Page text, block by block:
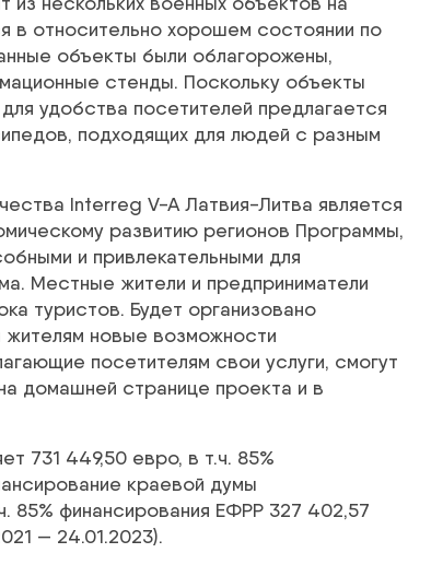
в относительно хорошем состоянии по
объекты были облагорожены,
стенды. Поскольку объекты
удобства посетителей предлагается
подходящих для людей с разным
Interreg V-A Латвия-Литва является
развитию регионов Программы,
и привлекательными для
Местные жители и предприниматели
туристов. Будет организовано
жителям новые возможности
посетителям свои услуги, смогут
домашней странице проекта и в
731 449,50 евро, в т.ч. 85%
краевой думы
85% финансирования ЕФРР 327 402,57
— 24.01.2023).